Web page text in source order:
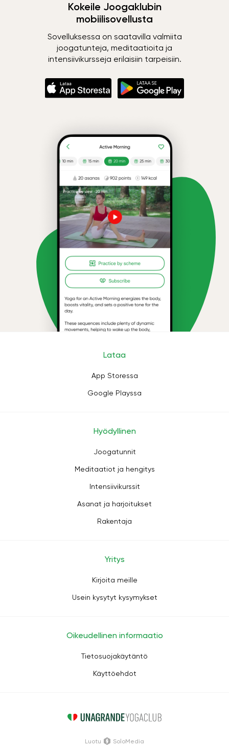
Kokeile Joogaklubin
mobiilisovellusta
Sovelluksessa on saatavilla valmiita
joogatunteja, meditaatioita ja
intensiivikursseja erilaisiin tarpeisiin.
Lataa
App Storessa
Google Playssa
Hyödyllinen
Joogatunnit
Meditaatiot ja hengitys
Intensiivikurssit
Asanat ja harjoitukset
Rakentaja
Yritys
Kirjoita meille
Usein kysytyt kysymykset
Oikeudellinen informaatio
Tietosuojakäytäntö
Käyttöehdot
Luotu SoloMedia